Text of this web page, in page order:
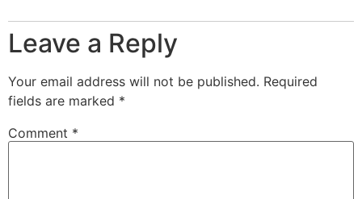
Leave a Reply
Your email address will not be published. Required
fields are marked *
Comment *